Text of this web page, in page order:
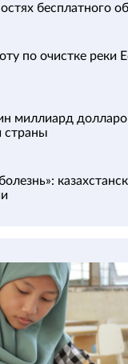
бесплатного
по очистке реки
миллиард
страны